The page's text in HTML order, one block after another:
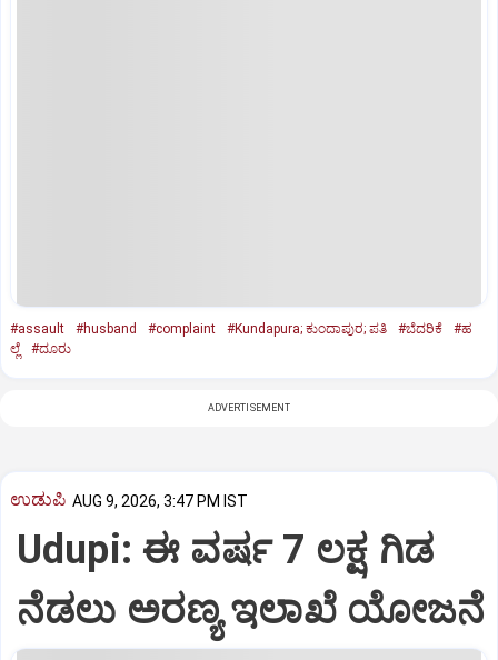
#assault #husband #complaint #Kundapura; ಕುಂದಾಪುರ; ಪತಿ #ಬೆದರಿಕೆ
#ಹ
ಲ್ಲೆ
#ದೂರು
ADVERTISEMENT
ಉಡುಪಿ AUG 9, 2026, 3:47 PM IST
Udupi: ಈ ವರ್ಷ 7 ಲಕ್ಷ ಗಿಡ
ನೆಡಲು ಅರಣ್ಯ ಇಲಾಖೆ ಯೋಜನೆ